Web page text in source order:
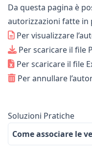
Da questa pagina è
autorizzazioni fatte in
Per visualizzare
Per scaricare il file
Per scaricare il file
Per annullare
Soluzioni Pratiche
Come associare le